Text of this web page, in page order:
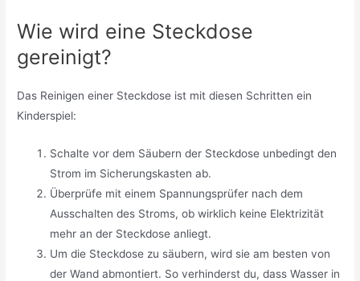
Wie wird eine Steckdose
gereinigt?
Das Reinigen einer Steckdose ist mit diesen Schritten ein
Kinderspiel:
Schalte vor dem Säubern der Steckdose unbedingt den
Strom im Sicherungskasten ab.
Überprüfe mit einem Spannungsprüfer nach dem
Ausschalten des Stroms, ob wirklich keine Elektrizität
mehr an der Steckdose anliegt.
Um die Steckdose zu säubern, wird sie am besten von
der Wand abmontiert. So verhinderst du, dass Wasser in